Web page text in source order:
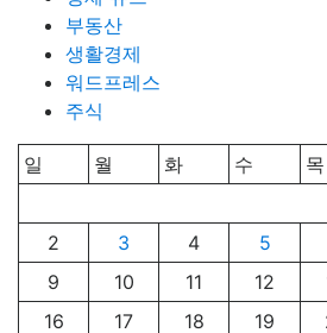
부동산
생활경제
워드프레스
주식
일 월 화 수 목
2
3 4 5
9
10 11 12
16
17 18 19